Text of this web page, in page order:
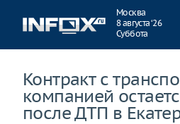
Москва
8 августа ‘26
Суббота
Контракт с
компанией
после ДТП в